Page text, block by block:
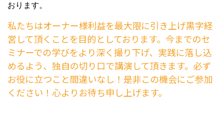
おります。
私たちはオーナー様利益を最大限に引き上げ黒字経
営して頂くことを目的としております。今までのセ
ミナーでの学びをより深く撮り下げ、実践に落し込
めるよう、独自の切り口で講演して頂きます。必ず
お役に立つこと間違いなし！是非この機会にご参加
ください！心よりお待ち申し上げます。